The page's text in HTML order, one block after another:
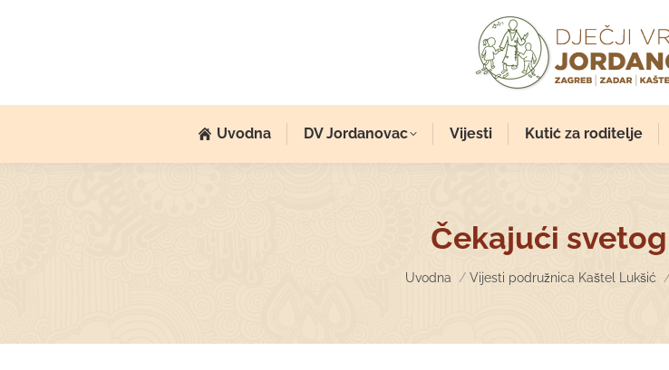
Uvodna DV Jordanovac Vijesti Kutić za roditelje
Čekajući
You are here:
Uvodna Vijesti podružnica Kaštel Lukšić